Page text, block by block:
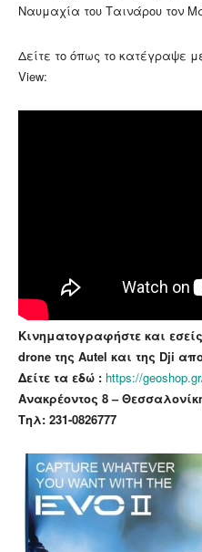
Ναυμαχία του Ταινάρου τον
Δείτε το όπως το κατέγραψε
View:
Kινηματογραφήστε και
drone της Autel και της Dji
Δείτε τα εδώ : https://
Ανακρέοντος 8 –
Τηλ: 231-0826777